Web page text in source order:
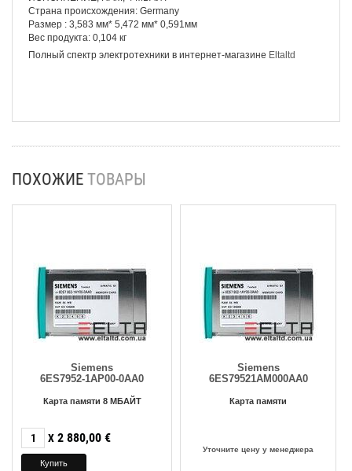
Страна происхождения: Germany
Размер : 3,583 мм* 5,472 мм* 0,591мм
Вес продукта: 0,104 кг
Полный спектр электротехники в интернет-магазине Eltaltd
ПОХОЖИЕ ТОВАРЫ
Siemens
6ES7952-1AP00-0AA0
Карта памяти 8 МБАЙТ
X 2 880,00 €
Siemens
6ES79521AM000AA0
Карта памяти
Уточните цену у менеджера